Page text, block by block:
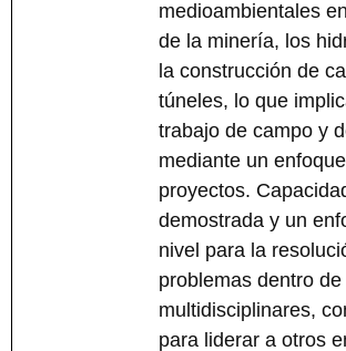
medioambientales
de la minería, los
la construcción de
túneles, lo que
trabajo de campo y
mediante un
proyectos.
demostrada y un
nivel para la
problemas dentro
multidisciplinares,
para liderar a otros